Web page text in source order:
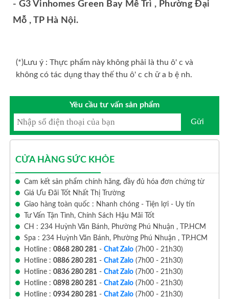
- G3 Vinhomes Green Bay Mễ Trì , Phường Đại
Mỗ , TP Hà Nội.
(*)Lưu ý : Thực phẩm này không phải là thu ô' c và
không có tác dụng thay thế thu ô' c ch ữ a b ệ nh.
Yêu cầu tư vấn sản phẩm
Gửi
CỬA HÀNG SỨC KHỎE
Cam kết sản phẩm chính hãng, đầy đủ hóa đơn chứng từ
Giá Ưu Đãi Tốt Nhất Thị Trường
Giao hàng toàn quốc : Nhanh chóng - Tiện lợi - Uy tín
Tư Vấn Tận Tình, Chính Sách Hậu Mãi Tốt
CH : 234 Huỳnh Văn Bánh, Phường Phú Nhuận , TP.HCM
Spa : 234 Huỳnh Văn Bánh, Phường Phú Nhuận , TP.HCM
Hotline : 0868 280 281 - Chat Zalo(7h00 - 21h30)
Hotline : 0886 280 281 - Chat Zalo(7h00 - 21h30)
Hotline : 0836 280 281 - Chat Zalo(7h00 - 21h30)
Hotline : 0898 280 281 - Chat Zalo(7h00 - 21h30)
Hotline : 0934 280 281 - Chat Zalo(7h00 - 21h30)